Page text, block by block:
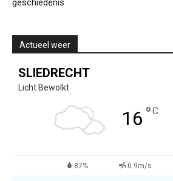
geschiedenis
Actueel weer
SLIEDRECHT
Licht Bewolkt
16 °C
87% 0.9m/s